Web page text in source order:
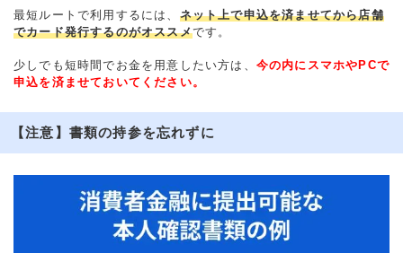
最短ルートで利用するには、 ネット上で申込を済ませてから店舗
でカード発行するのがオススメです。
少しでも短時間でお金を用意したい方は、 今の内にスマホやPCで
申込を済ませておいてください。
【注意】書類の持参を忘れずに